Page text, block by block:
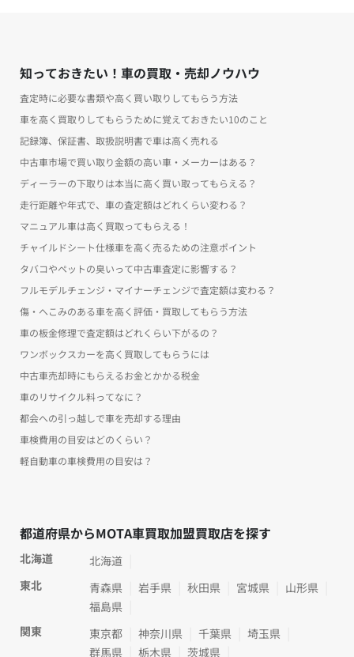
知っておきたい！車の買取・売却ノウハウ
査定時に必要な書類や高く買い取りしてもらう方法
車を高く買取りしてもらうために覚えておきたい10のこと
記録簿、保証書、取扱説明書で車は高く売れる
中古車市場で買い取り金額の高い車・メーカーはある？
ディーラーの下取りは本当に高く買い取ってもらえる？
走行距離や年式で、車の査定額はどれくらい変わる？
マニュアル車は高く買取ってもらえる！
チャイルドシート仕様車を高く売るための注意ポイント
タバコやペットの臭いって中古車査定に影響する？
フルモデルチェンジ・マイナーチェンジで査定額は変わる？
傷・へこみのある車を高く評価・買取してもらう方法
車の板金修理で査定額はどれくらい下がるの？
ワンボックスカーを高く買取してもらうには
中古車売却時にもらえるお金とかかる税金
車のリサイクル料ってなに？
都会への引っ越しで車を売却する理由
車検費用の目安はどのくらい？
軽自動車の車検費用の目安は？
都道府県からMOTA車買取加盟買取店を探す
北海道
北海道
東北
青森県 岩手県 秋田県 宮城県
山形県
福島県
関東
東京都 神奈川県 千葉県
埼玉県
群馬県
栃木県
茨城県